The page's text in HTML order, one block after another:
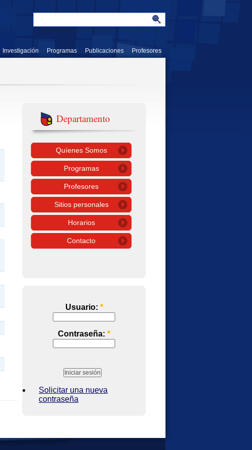
Investigación Programas Publicaciones Profesores
Departamento
Quíenes Somos
Programas
Profesores
Sitios personales
Horarios
Contacto
Usuario: *
Contraseña: *
Solicitar una nueva
contraseña